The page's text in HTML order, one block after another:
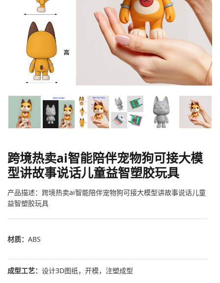
跨境热卖ai智能陪伴宠物狗可接大模
型讲故事说话儿童益智塑胶玩具
产品描述：跨境热卖ai智能陪伴宠物狗可接大模型讲故事说话儿童
益智塑胶玩具
材质： ABS
成型工艺： 设计3D图纸，开模，注塑成型